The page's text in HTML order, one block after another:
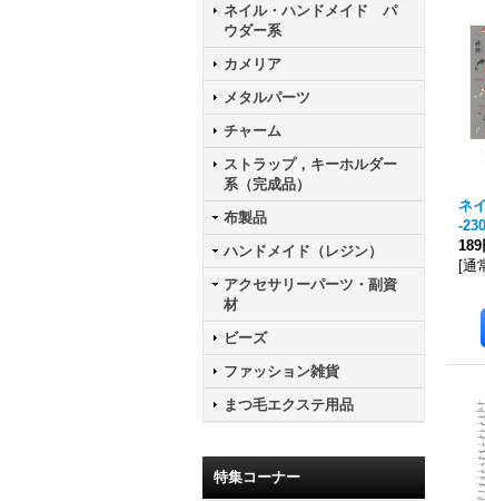
ネイル・ハンドメイド パ
ウダー系
カメリア
メタルパーツ
チャーム
ストラップ，キーホルダー
系（完成品）
布製品
ハンドメイド（レジン）
アクセサリーパーツ・副資
材
ビーズ
ファッション雑貨
まつ毛エクステ用品
特集コーナー
ネ
-
189
[通